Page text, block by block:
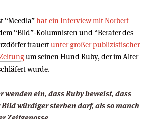
“Meedia”hat ein Interview mit Norbert
“Bild”-Kolumnisten und “Berater des
trauertunter großer publizistischer
um seinen Hund Ruby, der im Alter
wurde.
ein, dass Ruby beweist, dass
würdiger sterben darf, als so manch